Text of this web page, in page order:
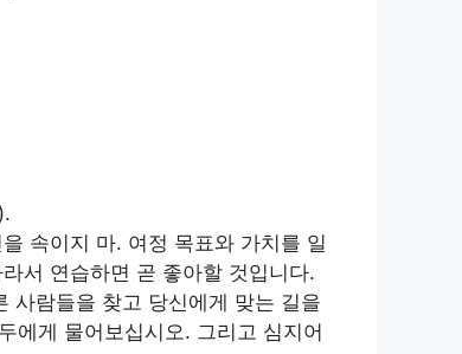
속이지 마. 여정 목표와 가치를 일
서 연습하면 곧 좋아할 것입니다.
사람들을 찾고 당신에게 맞는 길을
에게 물어보십시오. 그리고 심지어